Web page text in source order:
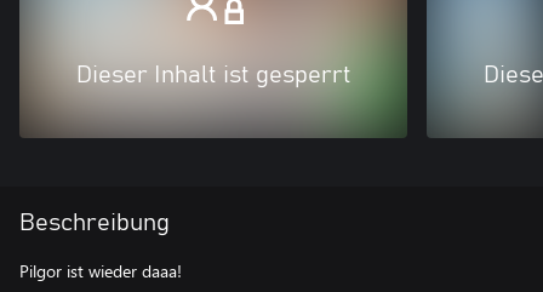
Dieser Inhalt ist gesperrt
Beschreibung
Pilgor ist wieder daaa!